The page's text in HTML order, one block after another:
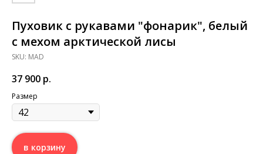
Пуховик с рукавами "фонарик", белый
с мехом арктической лисы
SKU: MAD
37 900 р.
Размер
в корзину